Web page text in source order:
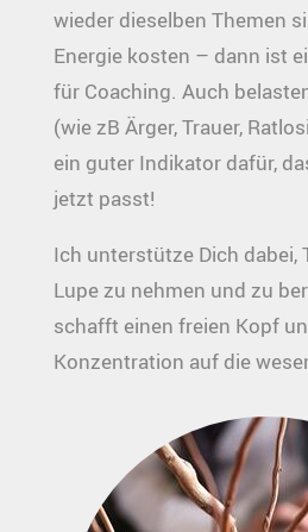
wieder dieselben Themen
Energie kosten – dann ist
für Coaching. Auch
(wie zB Ärger, Trauer,
ein guter Indikator dafür,
jetzt passt!
Ich unterstütze Dich dabei,
Lupe zu nehmen und zu
schafft einen freien Kopf
Konzentration auf die